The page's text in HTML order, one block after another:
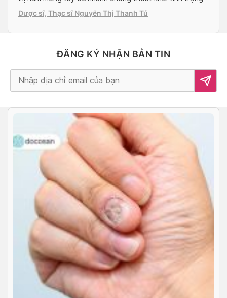
này. Hãy cùng Doctor có sẵn tìm hiểu các cách chữa
nấm móng tay đơn giản mà hiệu quả dưới đây nhé! […]
Dược sĩ, Thạc sĩ Nguyễn Thị Thanh Tú
ĐĂNG KÝ NHẬN BẢN TIN